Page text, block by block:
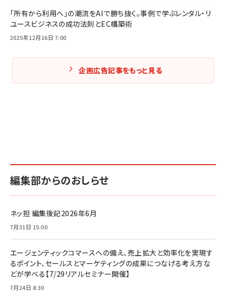
「所有から利用へ」の潮流をAIで勝ち抜く。事例で学ぶレンタル・リ
ユースビジネスの成功法則とEC構築術
2025年12月16日 7:00
企画広告記事をもっと見る
編集部からのおしらせ
ネッ担 編集後記2026年6月
7月31日 15:00
エージェンティックコマースへの備え、売上拡大と効率化を実現す
るポイント、セールスとマーケティングの成果につなげる考え方な
どが学べる【7/29リアルセミナー開催】
7月24日 8:30